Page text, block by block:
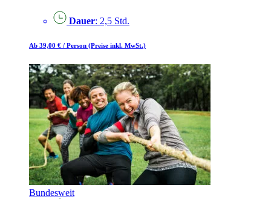
Dauer: 2,5 Std.
Ab 39,00 € / Person (Preise inkl. MwSt.)
Bundesweit